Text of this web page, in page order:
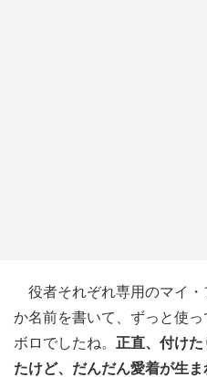
役者それぞれ専用のマイ・
か名前を書いて、ずっと使
ボロでしたね。 正直、付け
たけど、だんだん愛着が生ま